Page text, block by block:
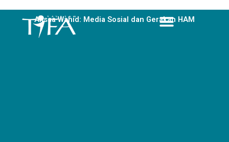
Alissa Wahid: Media Sosial dan Gerakan HAM